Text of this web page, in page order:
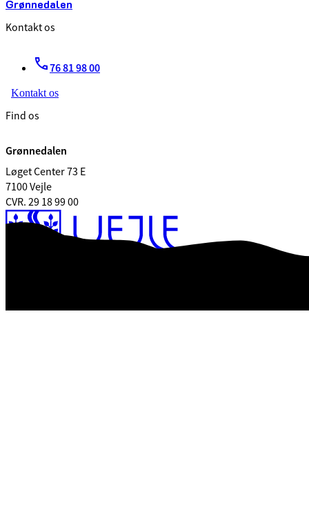
Grønnedalen
Kontakt os
76 81 98 00
Kontakt os
Find os
Grønnedalen
Løget Center 73 E
7100 Vejle
CVR. 29 18 99 00